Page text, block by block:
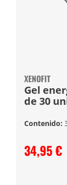
XENOFIT
Gel
de 30
Contenido:
34,95 €